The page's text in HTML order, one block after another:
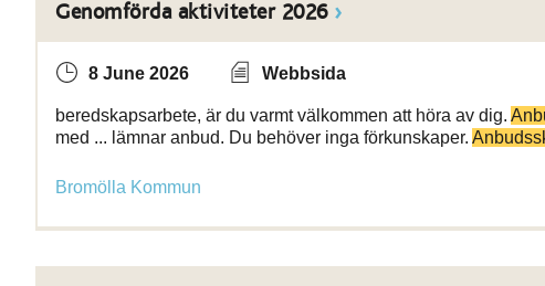
Genomförda aktiviteter 2026
8 June 2026 Webbsida
beredskapsarbete, är du varmt välkommen att höra av dig.
med ... lämnar anbud. Du behöver inga förkunskaper.
Bromölla Kommun